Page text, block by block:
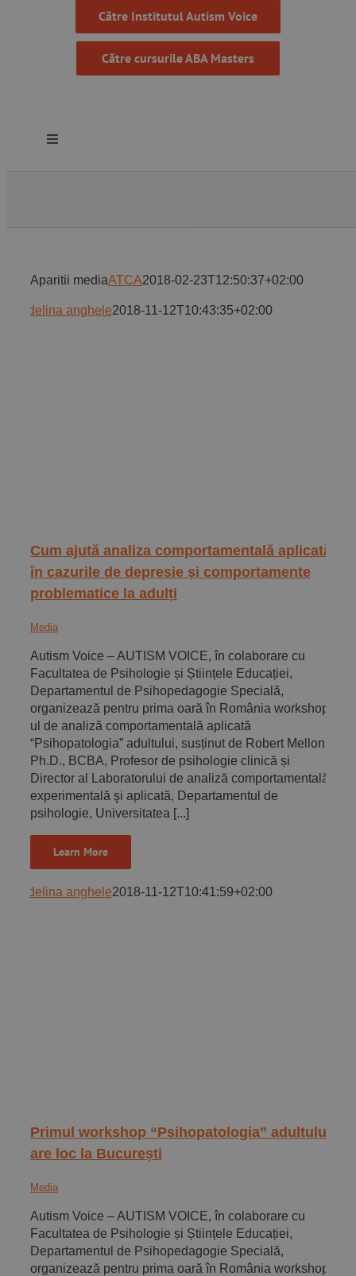
Către Institutul Autism Voice
Către cursurile ABA Masters
Toggle
Programe
Magazin
Aparitii mediaATCA2018-02-23T12:50:37+02:00
adelina anghele2018-11-12T10:43:35+02:00
Cum ajută analiza comportamentală aplicată
în cazurile de depresie și comportamente
problematice la adulți
Media
Autism Voice – AUTISM VOICE, în colaborare cu
Facultatea de Psihologie și Științele Educației,
Departamentul de Psihopedagogie Specială,
organizează pentru prima oară în România workshop-
ul de analiză comportamentală aplicată
“Psihopatologia” adultului, susținut de Robert Mellon,
Ph.D., BCBA, Profesor de psihologie clinică și
Director al Laboratorului de analiză comportamentală
experimentală şi aplicată, Departamentul de
psihologie, Universitatea [...]
Learn More
adelina anghele2018-11-12T10:41:59+02:00
Primul workshop “Psihopatologia” adultului
are loc la București
Media
Autism Voice – AUTISM VOICE, în colaborare cu
Facultatea de Psihologie și Științele Educației,
Departamentul de Psihopedagogie Specială,
organizează pentru prima oară în România workshop-